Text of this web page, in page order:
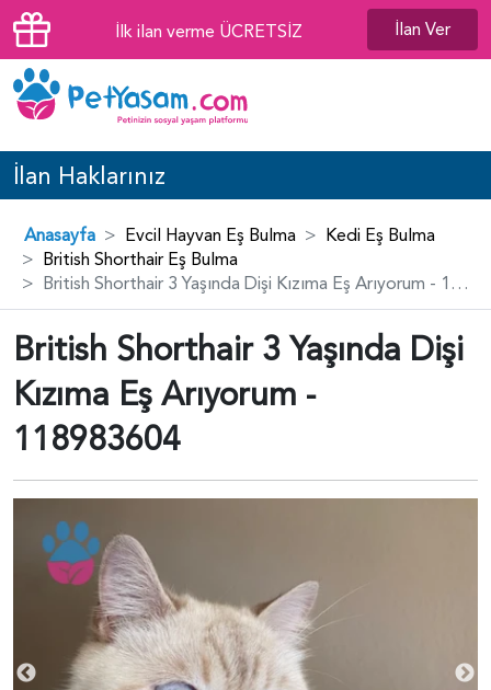
İlk ilan verme ÜCRETSİZ İlan Ver
İlan Haklarınız
Anasayfa Evcil Hayvan Eş Bulma
Kedi Eş Bulma
British Shorthair Eş Bulma
British Shorthair 3 Yaşında Dişi Kızıma Eş Arıyorum - 118983604
British Shorthair 3 Yaşında Dişi
Kızıma Eş Arıyorum -
118983604